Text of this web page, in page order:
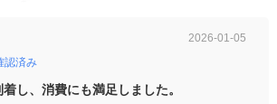
2026-01-05
認済み
し、消費にも満足しました。